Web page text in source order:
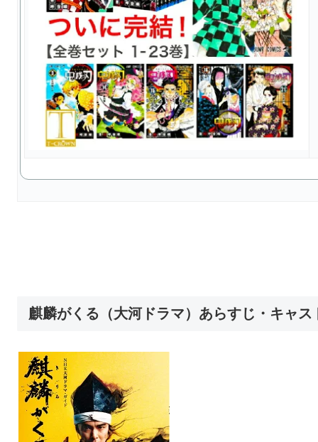
麒麟がくる（大河ドラマ）あらすじ・キャ